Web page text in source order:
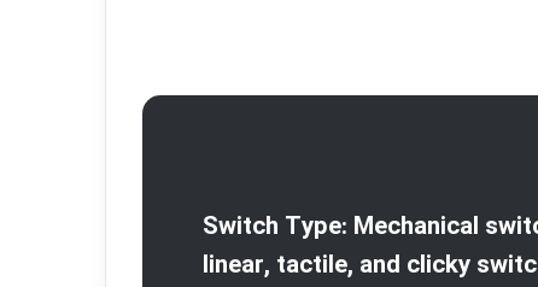
Switch Type: Mechanical
linear, tactile, and clicky